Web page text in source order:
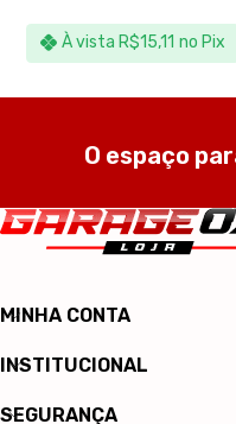
À vista R$15,11 no Pix
O espaço
MINHA CONTA
INSTITUCIONAL
SEGURANÇA